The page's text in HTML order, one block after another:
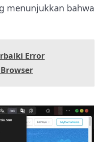
menunjukkan bahwa
Error